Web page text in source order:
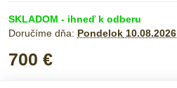
SKLADOM - ihneď k odberu
Doručíme dňa: Pondelok 10.08.2026
700 €